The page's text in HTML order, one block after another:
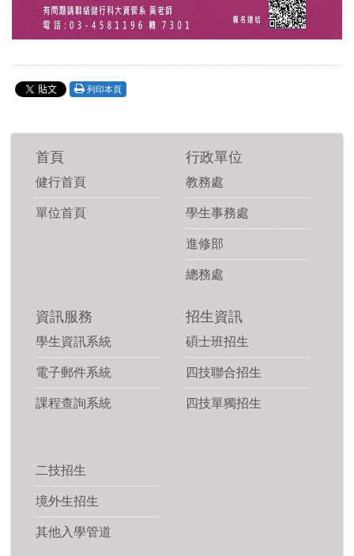
列印本頁
首頁
健行首頁
單位首頁
行政單位
教務處
學生事務處
進修部
總務處
資訊服務
學生資訊系統
電子郵件系統
課程查詢系統
招生資訊
碩士班招生
四技聯合招生
四技單獨招生
二技招生
境外生招生
其他入學管道